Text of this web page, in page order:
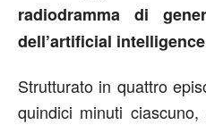
radiodramma di
dell’artificial intelligence
Strutturato in quattro
quindici minuti